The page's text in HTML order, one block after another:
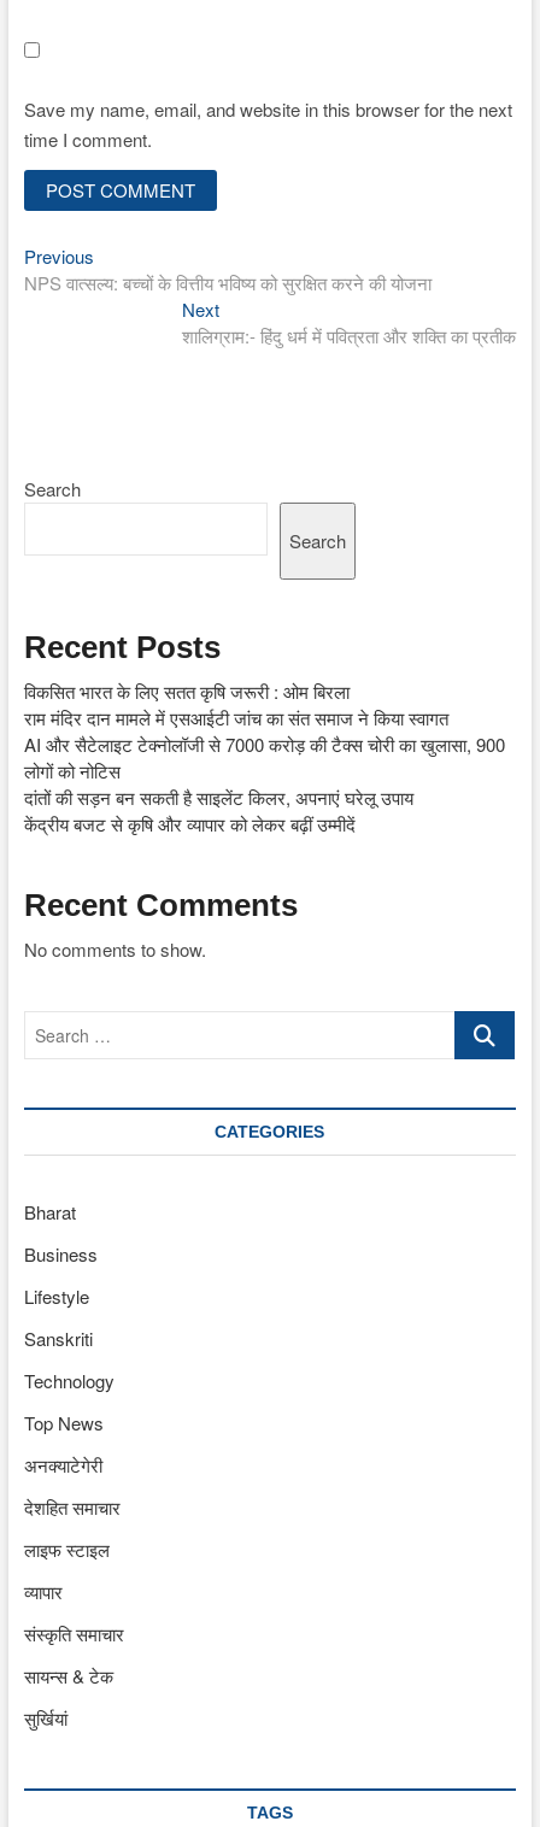
Save my name, email, and website in this browser for the next
time I comment.
Post
navigation
PreviousPrevious
post:
NPS वात्सल्य: बच्चों के वित्तीय भविष्य को सुरक्षित करने की योजना
NextNext
post:
शालिग्राम:- हिंदु धर्म में पवित्रता और शक्ति का प्रतीक
Search
Search
Recent Posts
विकसित भारत के लिए सतत कृषि जरूरी : ओम बिरला
राम मंदिर दान मामले में एसआईटी जांच का संत समाज ने किया स्वागत
AI और सैटेलाइट टेक्नोलॉजी से 7000 करोड़ की टैक्स चोरी का खुलासा, 900
लोगों को नोटिस
दांतों की सड़न बन सकती है साइलेंट किलर, अपनाएं घरेलू उपाय
केंद्रीय बजट से कृषि और व्यापार को लेकर बढ़ीं उम्मीदें
Recent Comments
No comments to show.
Search
CATEGORIES
Bharat
Business
Lifestyle
Sanskriti
Technology
Top News
अनक्याटेगेरी
देशहित समाचार
लाइफ स्टाइल
व्यापार
संस्कृति समाचार
सायन्स & टेक
सुर्खियां
TAGS